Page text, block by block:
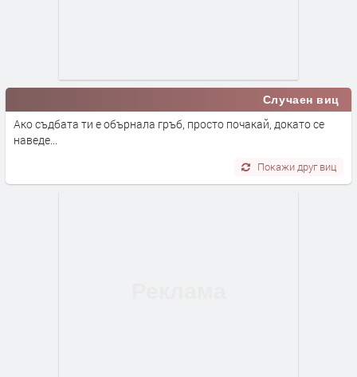
Случаен виц
Ако съдбата ти е обърнала гръб, просто почакай, докато се
наведе...
Покажи друг виц